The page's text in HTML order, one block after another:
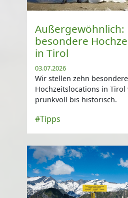
Außergewöhnlich:
besondere
in Tirol
03.07.2026
Wir stellen zehn besondere
Hochzeitslocations in Tirol
prunkvoll bis historisch.
#Tipps